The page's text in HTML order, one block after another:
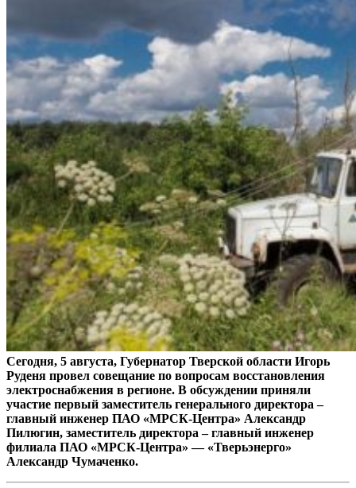
Сегодня, 5 августа, Губернатор Тверской области Игорь
Руденя провел совещание по вопросам восстановления
электроснабжения в регионе. В обсуждении приняли
участие первый заместитель генерального директора –
главный инженер ПАО «МРСК-Центра» Александр
Пилюгин, заместитель директора – главный инженер
филиала ПАО «МРСК-Центра» — «Тверьэнерго»
Александр Чумаченко.